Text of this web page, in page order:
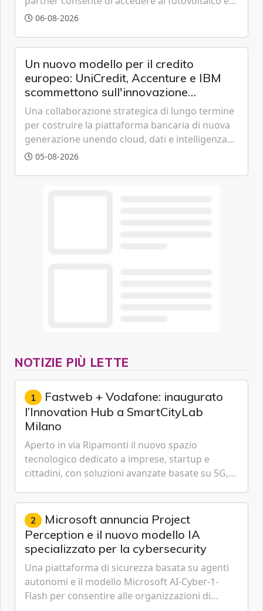
all'eolico ottenendo risparmi diretti in bolletta,
06-08-2026
Un nuovo modello per il credito
europeo: UniCredit, Accenture e IBM
scommettono sull'innovazione
tecnologica
Una collaborazione strategica di lungo termine
per costruire la piattaforma bancaria di nuova
generazione unendo cloud, dati e intelligenza
artificiale.
05-08-2026
NOTIZIE PIÙ LETTE
1 Fastweb + Vodafone: inaugurato
l’Innovation Hub a SmartCityLab
Milano
Aperto in via Ripamonti il nuovo spazio
tecnologico dedicato a imprese, startup e
cittadini, con soluzioni avanzate basate su 5G,
Cybersecurity.
2 Microsoft annuncia Project
Perception e il nuovo modello IA
specializzato per la cybersecurity
Una piattaforma di sicurezza basata su agenti
autonomi e il modello Microsoft AI-Cyber-1-
Flash per consentire alle organizzazioni di